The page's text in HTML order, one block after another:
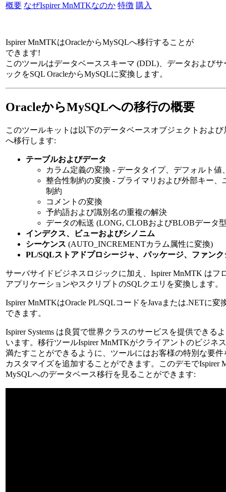
概要 なぜIspirer MnMTKなのか 特徴 購入
Ispirer MnMTKはOracleからMySQLへ移行することが
できます!
このツールはデータベーススキーマ (DDL)、データおよび
ックをSQL OracleからMySQLに変換します。
OracleからMySQLへの移行の概要
このツールキットは以下のデータベースオブジェクトおよび
へ移行します:
テーブルおよびデータ
カラム定義の変換 - データタイプ、デフォルト値
整合性制約の変換 - プライマリおよび外部キー、
制約
コメントの変換
予約語および識別名の重複の解決
データの転送 (LONG, CLOBおよびBLOBデータ
インデクス、ビューおよびシノニム
シーケンス (AUTO_INCREMENTカラム属性に変換)
PL/SQLストアドプロシージャ、パッケージ、ファン
サーバサイドビジネスロジックに加え、Ispirer MnMTK はフ
アプリケーションやスクリプトのSQLクエリを変換します。
Ispirer MnMTKはOracle PL/SQLコードをJavaまたは.NETに変
できます。
Ispirer Systems は良質で世界クラスのサービスを提供できる
います。移行ツールIspirer MnMTKがクライアントのビジネ
満たすことができるように、ツールにはお客様の特別な要
カスタマイズを追加することができます。このデモでIspirer
MySQLへのデータベース移行を見ることができます: